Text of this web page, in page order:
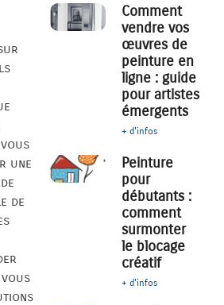
une
de
Comment
vendre vos
œuvres de
peinture en
ligne : guide
pour artistes
émergents
+ d'infos
Peinture
pour
débutants :
comment
surmonter
le blocage
créatif
+ d'infos